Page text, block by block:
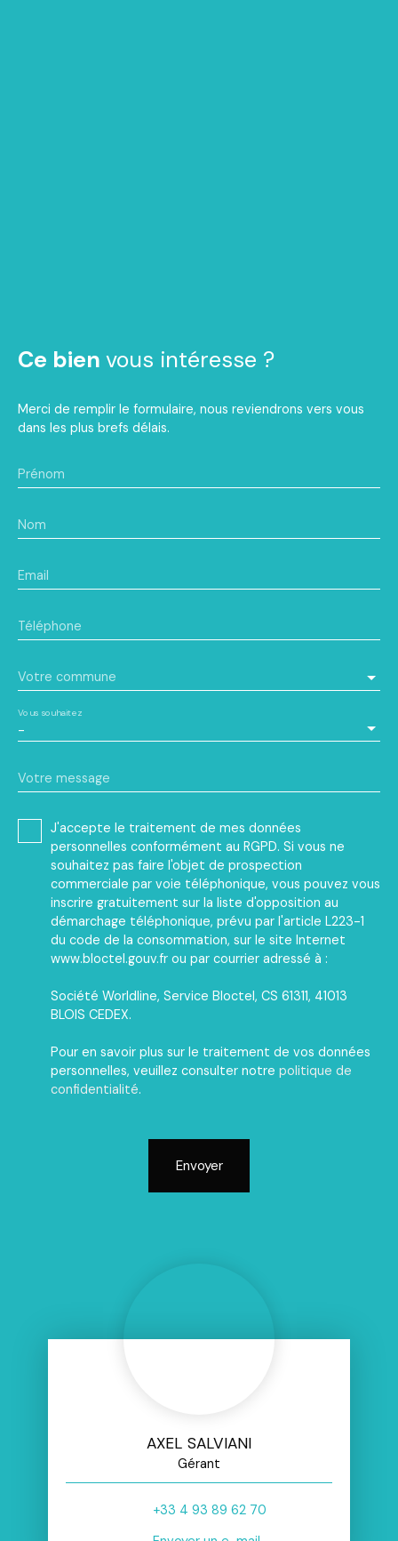
Ce bien vous intéresse ?
Merci de remplir le formulaire, nous reviendrons vers vous
dans les plus brefs délais.
Prénom
Nom
Email
Téléphone
Votre commune
-
Vous souhaitez
Votre message
J'accepte le traitement de mes données
personnelles conformément au RGPD. Si vous ne
souhaitez pas faire l'objet de prospection
commerciale par voie téléphonique, vous pouvez vous
inscrire gratuitement sur la liste d'opposition au
démarchage téléphonique, prévu par l'article L223-1
du code de la consommation, sur le site Internet
www.bloctel.gouv.fr ou par courrier adressé à :
Société Worldline, Service Bloctel, CS 61311, 41013
BLOIS CEDEX.
Pour en savoir plus sur le traitement de vos données
personnelles, veuillez consulter notre politique de
confidentialité.
Envoyer
AXEL SALVIANI
Gérant
+33 4 93 89 62 70